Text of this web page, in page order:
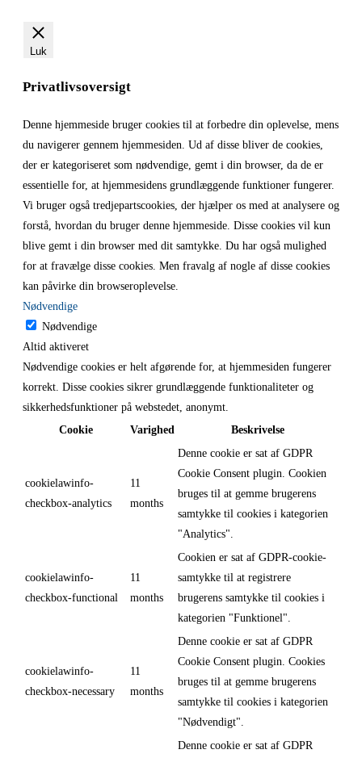
Luk
Privatlivsoversigt
Denne hjemmeside bruger cookies til at forbedre din oplevelse, mens
du navigerer gennem hjemmesiden. Ud af disse bliver de cookies,
der er kategoriseret som nødvendige, gemt i din browser, da de er
essentielle for, at hjemmesidens grundlæggende funktioner fungerer.
Vi bruger også tredjepartscookies, der hjælper os med at analysere og
forstå, hvordan du bruger denne hjemmeside. Disse cookies vil kun
blive gemt i din browser med dit samtykke. Du har også mulighed
for at fravælge disse cookies. Men fravalg af nogle af disse cookies
kan påvirke din browseroplevelse.
Nødvendige
Nødvendige
Altid aktiveret
Nødvendige cookies er helt afgørende for, at hjemmesiden fungerer
korrekt. Disse cookies sikrer grundlæggende funktionaliteter og
sikkerhedsfunktioner på webstedet, anonymt.
Cookie
Varighed Beskrivelse
cookielawinfo-
checkbox-analytics
11
months
Denne cookie er sat af GDPR
Cookie Consent plugin. Cookien
bruges til at gemme brugerens
samtykke til cookies i kategorien
"Analytics".
cookielawinfo-
checkbox-functional
11
months
Cookien er sat af GDPR-cookie-
samtykke til at registrere
brugerens samtykke til cookies i
kategorien "Funktionel".
cookielawinfo-
checkbox-necessary
11
months
Denne cookie er sat af GDPR
Cookie Consent plugin. Cookies
bruges til at gemme brugerens
samtykke til cookies i kategorien
"Nødvendigt".
Denne cookie er sat af GDPR